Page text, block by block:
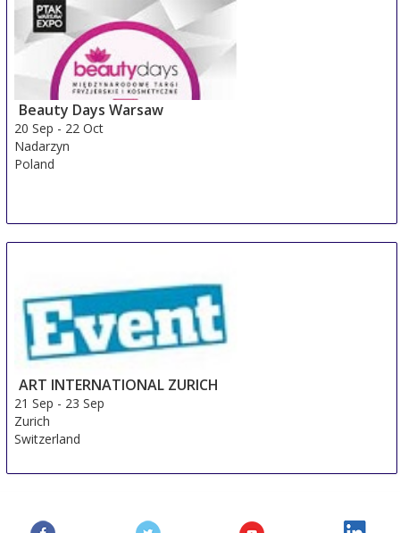
Beauty Days Warsaw
20 Sep - 22 Oct
Nadarzyn
Poland
ART INTERNATIONAL ZURICH
21 Sep - 23 Sep
Zurich
Switzerland